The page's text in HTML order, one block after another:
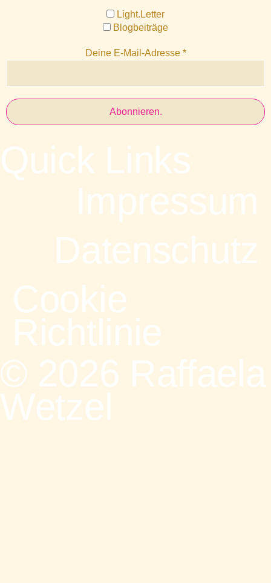
Light.Letter
Blogbeiträge
Deine E-Mail-Adresse *
Quick Links
Impressum
Datenschutz
Cookie
Richtlinie
© 2026 Raffaela
Wetzel